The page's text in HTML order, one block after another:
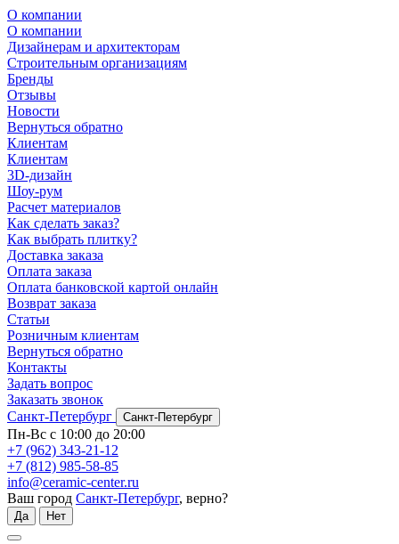
О компании
О компании
Дизайнерам и архитекторам
Строительным организациям
Бренды
Отзывы
Новости
Вернуться обратно
Клиентам
Клиентам
3D-дизайн
Шоу-рум
Расчет материалов
Как сделать заказ?
Как выбрать плитку?
Доставка заказа
Оплата заказа
Оплата банковской картой онлайн
Возврат заказа
Статьи
Розничным клиентам
Вернуться обратно
Контакты
Задать вопрос
Заказать звонок
Санкт-Петербург
Санкт-Петербург
Пн-Вс с 10:00 до 20:00
+7 (962) 343-21-12
+7 (812) 985-58-85
info@ceramic-center.ru
Ваш город Санкт-Петербург, верно?
Да Нет